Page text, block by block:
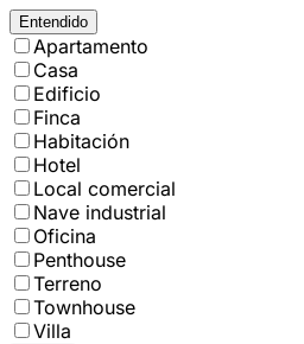
Entendido
Apartamento
Casa
Edificio
Finca
Habitación
Hotel
Local comercial
Nave industrial
Oficina
Penthouse
Terreno
Townhouse
Villa